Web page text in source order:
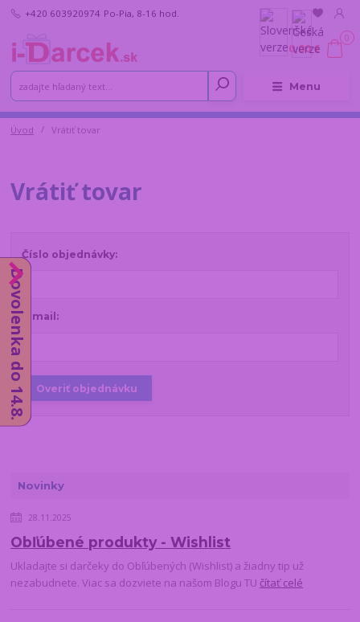
Menu
+420 603920974 Po-Pia, 8-16 hod.
0
0,00 €
Úvod Vrátiť tovar
Novinky
28.11.2025
Obľúbené produkty - Wishlist
Ukladajte si darčeky do Obľúbených (Wishlist) a žiadny tip už
nezabudnete. Viac sa dozviete na našom Blogu TU čítať celé
Vrátiť tovar
Číslo objednávky:
E-mail:
Overiť objednávku
Dovolenka do 14.8.